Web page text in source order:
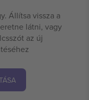
Állítsa vissza a
látni, vagy
az új